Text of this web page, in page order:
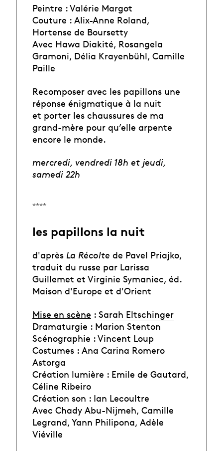
Peintre : Valérie Margot
Couture : Alix-Anne Roland,
Hortense de Boursetty
Avec Hawa Diakité, Rosangela
Gramoni, Délia Krayenbühl, Camille
Paille
Recomposer avec les papillons une
réponse énigmatique à la nuit
et porter les chaussures de ma
grand-mère pour qu’elle arpente
encore le monde.
mercredi, vendredi 18h et jeudi,
samedi 22h
****
les papillons la nuit
d'après La Récolte de Pavel Priajko,
traduit du russe par Larissa
Guillemet et Virginie Symaniec, éd.
Maison d'Europe et d'Orient
Mise en scène : Sarah Eltschinger
Dramaturgie : Marion Stenton
Scénographie : Vincent Loup
Costumes : Ana Carina Romero
Astorga
Création lumière : Emile de Gautard,
Céline Ribeiro
Création son : Ian Lecoultre
Avec Chady Abu-Nijmeh, Camille
Legrand, Yann Philipona, Adèle
Viéville